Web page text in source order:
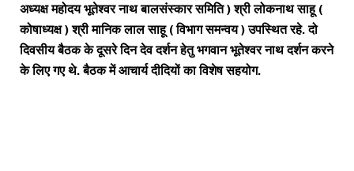
अध्यक्ष महोदय भूतेश्वर नाथ बालसंस्कार समिति ) श्री लोकनाथ साहू (
कोषाध्यक्ष ) श्री मानिक लाल साहू ( विभाग समन्वय ) उपस्थित रहे. दो
दिवसीय बैठक के दूसरे दिन देव दर्शन हेतु भगवान भूतेश्वर नाथ दर्शन करने
के लिए गए थे. बैठक में आचार्य दीदियों का विशेष सहयोग.